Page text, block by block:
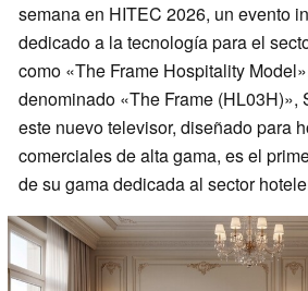
semana en HITEC 2026, un evento
dedicado a la tecnología para el
como «The Frame Hospitality
denominado «The Frame (HL03H)»,
este nuevo televisor, diseñado para
comerciales de alta gama, es el
de su gama dedicada al sector